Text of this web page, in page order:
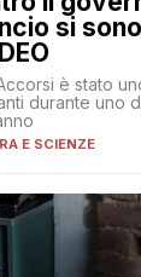
si
è stato
durante uno
E SCIENZE